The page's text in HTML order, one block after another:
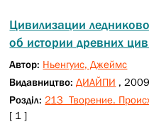
Цивилизации
об истории древних
Автор: Ньенгуис, Джеймс
Видавництво:ДИАЙПИ , 2009
Розділ: 213 Творение.
[ 1 ]